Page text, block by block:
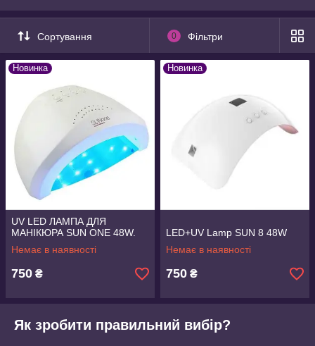
залежати від виробника і потужності пристрою. За типом
світлового елемента розрізняють такі апарати:
ультрафіолетовий;
газосветный;
світлодіодний.
Сортування 0 Фільтри
Новинка
UV LED ЛАМПА ДЛЯ
МАНІКЮРА SUN ONE 48W.
Немає в наявності
750 ₴
Новинка
LED+UV Lamp SUN 8 48W
Немає в наявності
750 ₴
Як зробити правильний вибір?